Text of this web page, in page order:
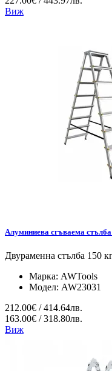
Виж
Алуминиева сгъваема
Двураменна стълба 150
Марка: AWTools
Модел: AW23031
212.00€ / 414.64лв.
163.00€ / 318.80лв.
Виж